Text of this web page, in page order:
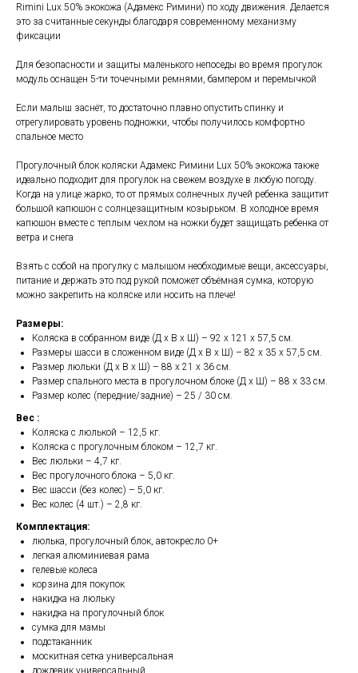
Rimini Lux 50% экокожа (Адамекс Римини) по ходу движения. Делается
это за считанные секунды благодаря современному механизму
фиксации
Для безопасности и защиты маленького непоседы во время прогулок
модуль оснащен 5-ти точечными ремнями, бампером и перемычкой
Если малыш заснёт, то достаточно плавно опустить спинку и
отрегулировать уровень подножки, чтобы получилось комфортно
спальное место
Прогулочный блок коляски Адамекс Римини Lux 50% экокожа также
идеально подходит для прогулок на свежем воздухе в любую погоду.
Когда на улице жарко, то от прямых солнечных лучей ребенка защитит
большой капюшон с солнцезащитным козырьком. В холодное время
капюшон вместе с теплым чехлом на ножки будет защищать ребенка от
ветра и снега
Взять с собой на прогулку с малышом необходимые вещи, аксессуары,
питание и держать это под рукой поможет объёмная сумка, которую
можно закрепить на коляске или носить на плече!
Размеры:
Коляска в собранном виде (Д х В х Ш) – 92 х 121 х 57,5 см.
Размеры шасси в сложенном виде (Д х В х Ш) – 82 х 35 х 57,5 см.
Размер люльки (Д х В х Ш) – 88 х 21 х 36 см.
Размер спального места в прогулочном блоке (Д х Ш) – 88 х 33 см.
Размер колес (передние/задние) – 25 / 30 см.
Вес :
Коляска с люлькой – 12,5 кг.
Коляска с прогулочным блоком – 12,7 кг.
Вес люльки – 4,7 кг.
Вес прогулочного блока – 5,0 кг.
Вес шасси (без колес) – 5,0 кг.
Вес колес (4 шт.) – 2,8 кг.
Комплектация:
люлька, прогулочный блок, автокресло 0+
легкая алюминиевая рама
гелевые колеса
корзина для покупок
накидка на люльку
накидка на прогулочный блок
сумка для мамы
подстаканник
москитная сетка универсальная